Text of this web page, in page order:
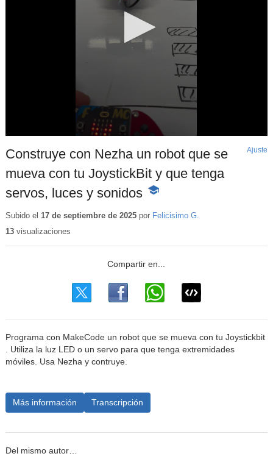
Construye con Nezha un robot que se
mueva con tu JoystickBit y que tenga
servos, luces y sonidos -
educativo
Ajuste
Subido el 17 de septiembre de 2025por Felicisimo G.
13visualizaciones
Programa con MakeCode un robot que se mueva con tu Joystickbit
. Utiliza la luz LED o un servo para que tenga extremidades
móviles. Usa Nezha y contruye.
Más información Transcripción
Del mismo autor…